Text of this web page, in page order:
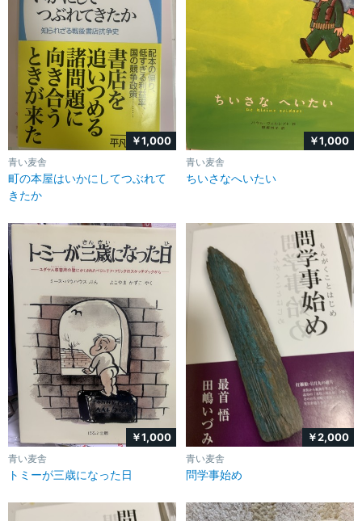
￥1,000
青い麦舎
町の本屋はいかにしてつぶれて
きたか
￥1,000
青い麦舎
ちいさなへいたい
￥1,000
青い麦舎
トミーが三歳になった日
￥2,000
青い麦舎
問学事始め